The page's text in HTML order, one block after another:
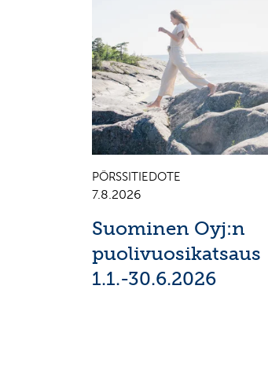
PÖRSSITIEDOTE
7.8.2026
Suominen Oyj:n
puolivuosikatsaus
1.1.-30.6.2026